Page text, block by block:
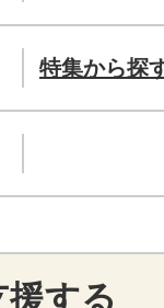
特集から探
する